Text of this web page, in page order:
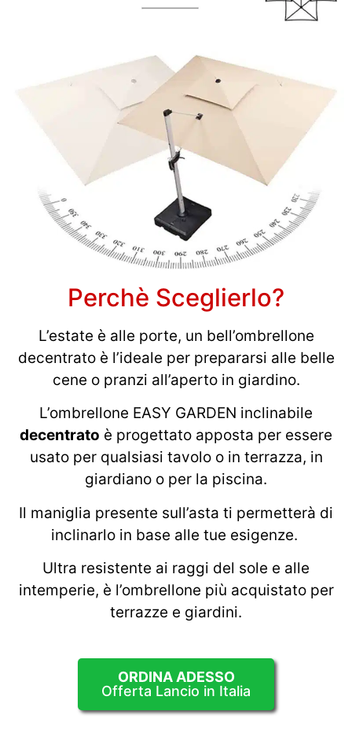
Perchè Sceglierlo?
L’estate è alle porte, un bell’ombrellone
decentrato è l’ideale per prepararsi alle belle
cene o pranzi all’aperto in giardino.
L’ombrellone EASY GARDEN inclinabile
decentrato è progettato apposta per essere
usato per qualsiasi tavolo o in terrazza, in
giardiano o per la piscina.
Il maniglia presente sull’asta ti permetterà di
inclinarlo in base alle tue esigenze.
Ultra resistente ai raggi del sole e alle
intemperie, è l’ombrellone più acquistato per
terrazze e giardini.
ORDINA ADESSO
Offerta Lancio in Italia